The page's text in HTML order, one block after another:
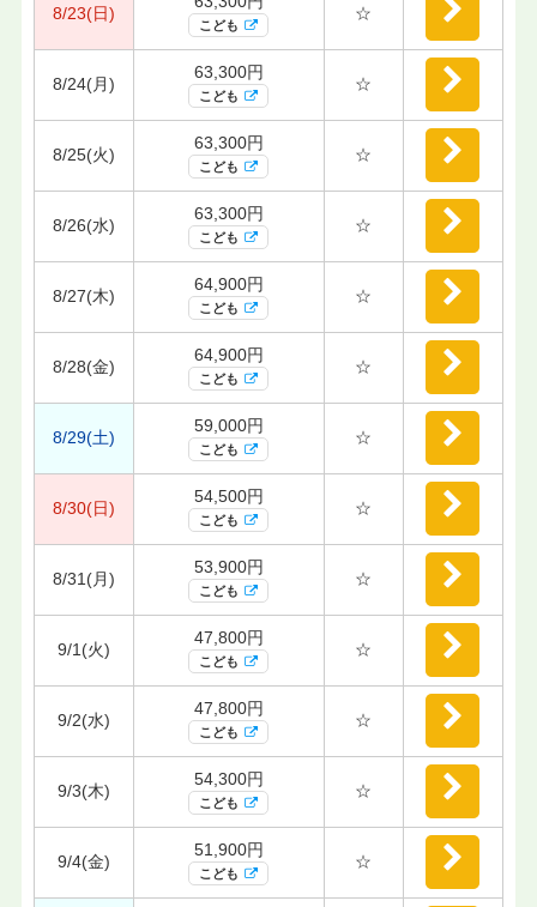
8/23(日)
こども
☆
8/24(月)
63,300円
こども
☆
8/25(火)
63,300円
こども
☆
8/26(水)
63,300円
こども
☆
8/27(木)
64,900円
こども
☆
8/28(金)
64,900円
こども
☆
8/29(土)
59,000円
こども
☆
8/30(日)
54,500円
こども
☆
8/31(月)
53,900円
こども
☆
9/1(火)
47,800円
こども
☆
9/2(水)
47,800円
こども
☆
9/3(木)
54,300円
こども
☆
9/4(金)
51,900円
こども
☆